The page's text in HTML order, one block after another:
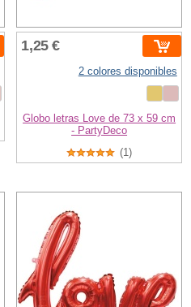
1,25 €
2 colores disponibles
Globo letras Love de 73 x 59 cm
- PartyDeco
(1)